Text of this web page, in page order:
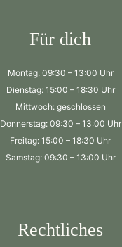
Für dich
Montag: 09:30 – 13:00 Uhr
Dienstag: 15:00 – 18:30 Uhr
Mittwoch: geschlossen
Donnerstag: 09:30 – 13:00 Uhr
Freitag: 15:00 – 18:30 Uhr
Samstag: 09:30 – 13:00 Uhr
Rechtliches